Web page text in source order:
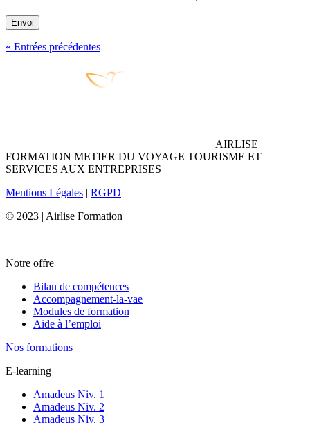
Envoi
« Entrées précédentes
AIRLISE
FORMATION METIER DU VOYAGE TOURISME ET
SERVICES AUX ENTREPRISES
Mentions Légales | RGPD |
© 2023 | Airlise Formation
Notre offre
Bilan de compétences
Accompagnement-la-vae
Modules de formation
Aide à l’emploi
Nos formations
E-learning
Amadeus Niv. 1
Amadeus Niv. 2
Amadeus Niv. 3